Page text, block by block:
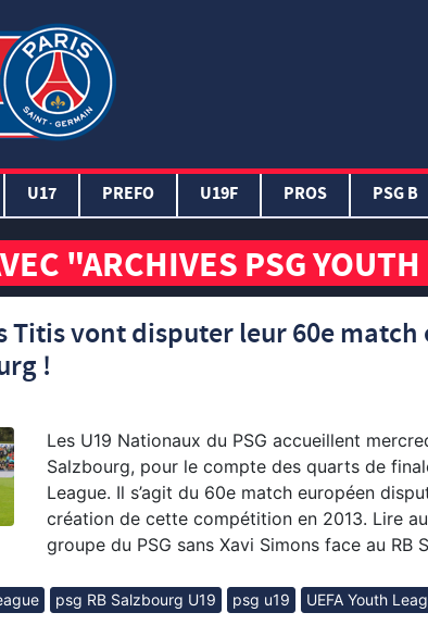
U17 PREFO U19F PROS PSG B
"ARCHIVES PSG
Titis vont disputer leur 60e match
!
Les U19 Nationaux du PSG accueillent
Salzbourg, pour le compte des quarts de
League. Il s’agit du 60e match européen
création de cette compétition en 2013. Lire
groupe du PSG sans Xavi Simons face au RB
psg RB Salzbourg U19 psg u19 UEFA Youth